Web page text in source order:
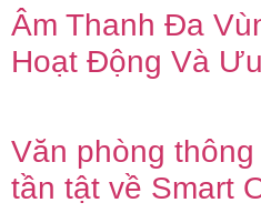
Âm Thanh Đa
Hoạt Động Và
Văn phòng
tần tật về Smart